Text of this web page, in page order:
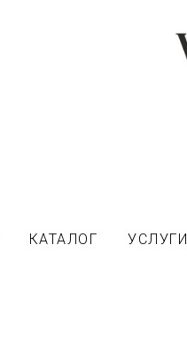
КАТАЛОГ УСЛУГИ